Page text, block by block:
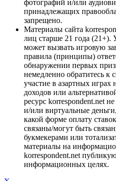
фотографий и/или
принадлежащих
запрещено.
Материалы сайта
лиц старше 21 года (21+).
может вызвать игровую
правила (принципы)
обнаружении первых
немедленно обратитесь к
участие в азартных играх
доходов или
ресурс korrespondent.net
и/или виртуальные
какой форме оплату
связаны/могут быть
букмекерами или
материалы на
korrespondent.net
информационных целях.